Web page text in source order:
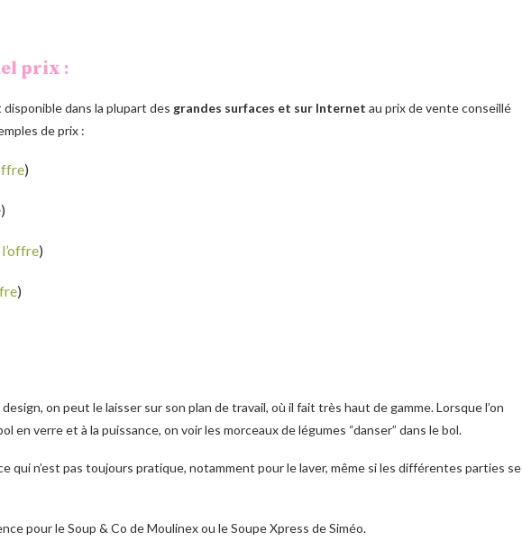
prix :
disponible dans la plupart des grandes surfaces et sur Internet au prix de vente conseillé
de prix :
)
)
)
)
on peut le laisser sur son plan de travail, où il fait très haut de gamme. Lorsque l’on
en verre et à la puissance, on voir les morceaux de légumes “danser” dans le bol.
qui n’est pas toujours pratique, notamment pour le laver, même si les différentes parties se
pour le Soup & Co de Moulinex ou le Soupe Xpress de Siméo.